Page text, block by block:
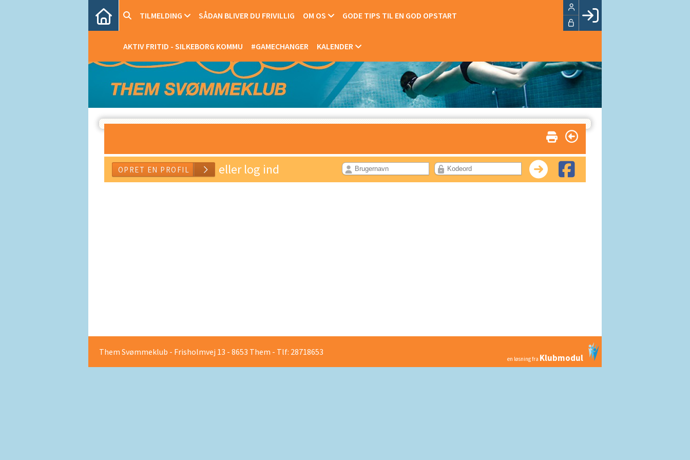
TILMELDING SÅDAN BLIVER DU FRIVILLIG OM OS GODE TIPS TIL EN GOD OPSTART
AKTIV FRITID - SILKEBORG KOMMU #GAMECHANGER KALENDER
Glemt password
LOG IND
eller log ind
Them Svømmeklub - Frisholmvej 13 - 8653 Them - Tlf: 28718653
en løsning fra Klubmodul